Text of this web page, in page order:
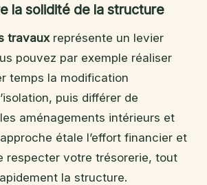
la solidité de la structure
travauxreprésente un levier
pouvez par exemple réaliser
temps la modification
puis différer de
aménagements intérieurs et
étale l’effort financier et
respecter votre trésorerie, tout
la structure.